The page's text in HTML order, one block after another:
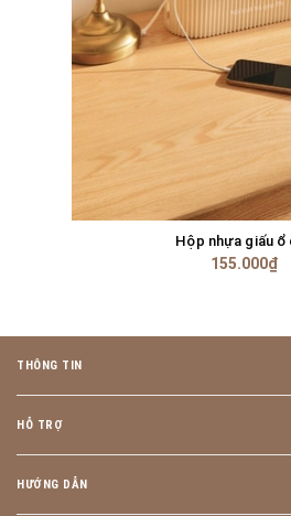
Hộp nhựa giấu ổ
155.000₫
THÔNG TIN
HỖ TRỢ
HƯỚNG DẪN